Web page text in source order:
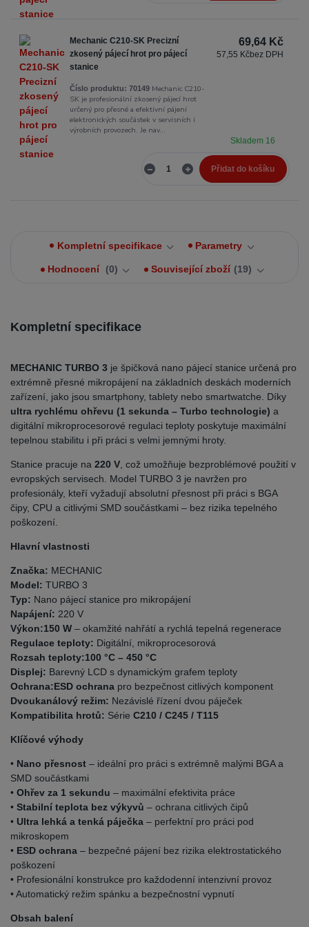
Mechanic C210-SK Precizní
zkosený pájecí hrot pro pájecí
stanice
Číslo produktu: 70149Mechanic C210-
SK je profesionální zkosený pájecí hrot
určený pro přesné a efektivní pájení
elektronických součástek v servisních i
výrobních provozech. Je nav...
69,64 Kč
57,55 Kčbez DPH
Skladem 16
Přidat do košíku
Kompletní specifikace Parametry
Hodnocení 0 Související zboží 19
Kompletní specifikace
MECHANIC TURBO 3 je špičková nano pájecí stanice určená pro
extrémně přesné mikropájení na základních deskách moderních
zařízení, jako jsou smartphony, tablety nebo smartwatche. Díky
ultra rychlému ohřevu (1 sekunda – Turbo technologie) a
digitální mikroprocesorové regulaci teploty poskytuje maximální
tepelnou stabilitu i při práci s velmi jemnými hroty.
Stanice pracuje na 220 V, což umožňuje bezproblémové použití v
evropských servisech. Model TURBO 3 je navržen pro
profesionály, kteří vyžadují absolutní přesnost při práci s BGA
čipy, CPU a citlivými SMD součástkami – bez rizika tepelného
poškození.
Hlavní vlastnosti
Značka: MECHANIC
Model: TURBO 3
Typ: Nano pájecí stanice pro mikropájení
Napájení: 220 V
Výkon:150 W – okamžité nahřátí a rychlá tepelná regenerace
Regulace teploty: Digitální, mikroprocesorová
Rozsah teploty:100 °C – 450 °C
Displej: Barevný LCD s dynamickým grafem teploty
Ochrana:ESD ochrana pro bezpečnost citlivých komponent
Dvoukanálový režim: Nezávislé řízení dvou páječek
Kompatibilita hrotů: Série C210 / C245 / T115
Klíčové výhody
• Nano přesnost – ideální pro práci s extrémně malými BGA a
SMD součástkami
• Ohřev za 1 sekundu – maximální efektivita práce
• Stabilní teplota bez výkyvů – ochrana citlivých čipů
• Ultra lehká a tenká páječka – perfektní pro práci pod
mikroskopem
• ESD ochrana – bezpečné pájení bez rizika elektrostatického
poškození
• Profesionální konstrukce pro každodenní intenzivní provoz
• Automatický režim spánku a bezpečnostní vypnutí
Obsah balení